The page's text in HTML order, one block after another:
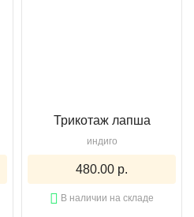
Трикотаж лапша
индиго
480.00 р.
В наличии на складе